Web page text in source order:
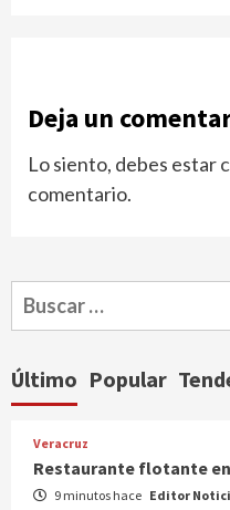
Deja un
Lo siento, debes estar
comentario.
Buscar:
Último Popular
Veracruz
Restaurante flotante
9 minutos hace Editor